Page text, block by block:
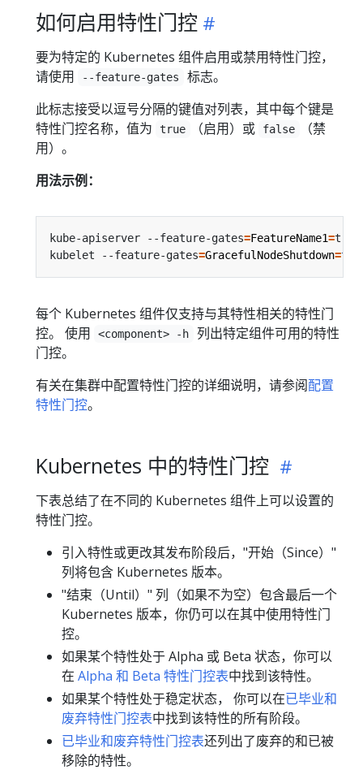
如何启用特性门控
要为特定的 Kubernetes 组件启用或禁用特性门控，
请使用
--feature-gates
标志。
此标志接受以逗号分隔的键值对列表，其中每个键是
特性门控名称，值为
true （启用）或 false
（禁
用）。
用法示例：
kube-apiserver --feature-gates=FeatureName1=
kubelet --feature-gates=GracefulNodeShutdown=
每个 Kubernetes 组件仅支持与其特性相关的特性门
控。 使用
<component> -h
列出特定组件可用的特性
门控。
有关在集群中配置特性门控的详细说明，请参阅配置
特性门控。
Kubernetes 中的特性门控
下表总结了在不同的 Kubernetes 组件上可以设置的
特性门控。
引入特性或更改其发布阶段后，"开始（Since）"
列将包含 Kubernetes 版本。
"结束（Until）" 列（如果不为空）包含最后一个
Kubernetes 版本，你仍可以在其中使用特性门
控。
如果某个特性处于 Alpha 或 Beta 状态，你可以
在 Alpha 和 Beta 特性门控表中找到该特性。
如果某个特性处于稳定状态， 你可以在已毕业和
废弃特性门控表中找到该特性的所有阶段。
已毕业和废弃特性门控表还列出了废弃的和已被
移除的特性。